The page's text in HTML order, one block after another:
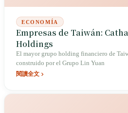
ECONOMÍA
Empresas de Taiwán:
Holdings
El mayor grupo holding financiero de
construido por el Grupo Lin Yuan
閱讀全文